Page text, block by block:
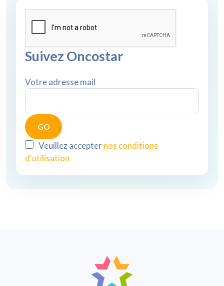
Suivez Oncostar
Votre adresse mail
Veuillez accepternos conditions
d'utilisation